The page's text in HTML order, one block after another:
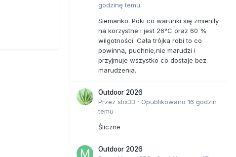
godzinę temu
Siemanko. Póki co warunki się zmieniły
na korzystne i jest 26°C oraz 60 %
wilgotności. Cała trójka robi to co
powinna, puchnie,nie marudzi i
przyjmuje wszystko co dostaje bez
marudzenia.
Outdoor 2026
Przez stix33 · Opublikowano 16 godzin
temu
Śliczne
Outdoor 2026